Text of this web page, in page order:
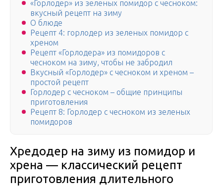
«Горлодер» из зеленых помидор с чесноком:
вкусный рецепт на зиму
О блюде
Рецепт 4: горлодер из зеленых помидор с
хреном
Рецепт «Горлодера» из помидоров с
чесноком на зиму, чтобы не забродил
Вкусный «Горлодер» с чесноком и хреном –
простой рецепт
Горлодер с чесноком – общие принципы
приготовления
Рецепт 8: Горлодер с чесноком из зеленых
помидоров
Хредодер на зиму из помидор и
хрена — классический рецепт
приготовления длительного